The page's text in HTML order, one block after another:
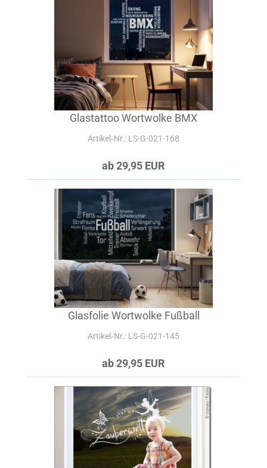
Glastattoo Wortwolke BMX
Artikel‑Nr.: LS-G-021-168
ab 29,95 EUR
Glasfolie Wortwolke Fußball
Artikel‑Nr.: LS-G-021-145
ab 29,95 EUR